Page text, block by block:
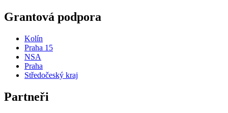
Grantová podpora
Kolín
Praha 15
NSA
Praha
Středočeský kraj
Partneři